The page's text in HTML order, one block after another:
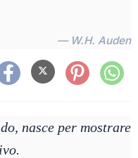
— W.H. Auden
nasce per mostrare